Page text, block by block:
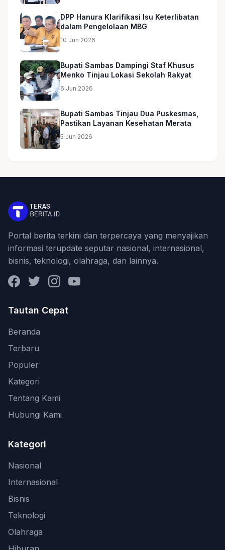
DPP Hanura Klarifikasi Isu Keterlibatan
dalam Pengelolaan MBG
10 Jun 2026
Bupati Sambas Dampingi Staf Khusus
Menko Tinjau Lokasi Sekolah Rakyat
6 Jun 2026
Bupati Sambas Tinjau Dua Puskesmas,
Pastikan Layanan Kesehatan Merata
5 Jun 2026
Portal berita terkini dan terpercaya yang menyajikan
informasi terupdate seputar nasional, internasional,
bisnis, teknologi, olahraga, dan lainnya.
FacebookTwitterInstagramYouTube
Tautan Cepat
Beranda
Terbaru
Populer
Kategori
Tentang Kami
Hubungi Kami
Kategori
Nasional
Internasional
Bisnis
Teknologi
Olahraga